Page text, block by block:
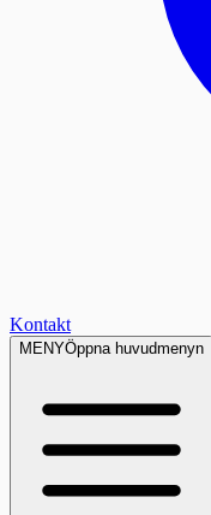
Kontakt
MENYÖppna huvudmenyn